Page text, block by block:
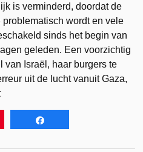
is verminderd, doordat de
wordt en vele
sinds het begin van
geleden. Een voorzichtig
van Israël, haar burgers te
uit de lucht vanuit Gaza,